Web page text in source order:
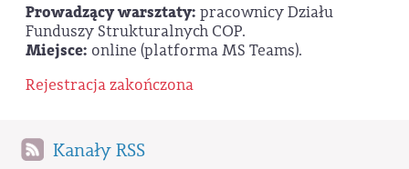
Prowadzący warsztaty: pracownicy Działu
Funduszy Strukturalnych COP.
Miejsce: online (platforma MS Teams).
Rejestracja zakończona
Kanały RSS